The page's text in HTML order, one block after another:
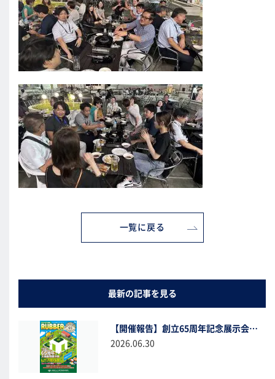
一覧に戻る
最新の記事を見る
【開催報告】創立65周年記念展示会へのご来場、誠にありがとうございました！
2026.06.30